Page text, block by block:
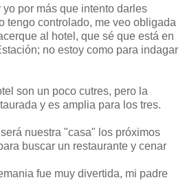
por más que intento darles
tengo controlado, me veo obligada
al hotel, que sé que está en
no estoy como para indagar
son un poco cutres, pero la
y es amplia para los tres.
nuestra "casa" los próximos
buscar un restaurante y cenar
fue muy divertida, mi padre